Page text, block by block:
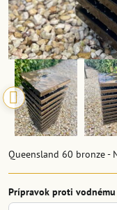
Queensland 60 bronze -
Prípravok proti vodnému